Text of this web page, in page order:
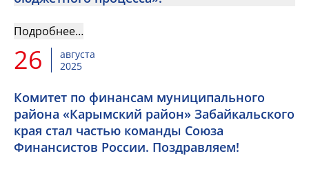
Подробнее…
26
августа
2025
Комитет по финансам муниципального
района «Карымский район» Забайкальского
края стал частью команды Союза
Финансистов России. Поздравляем!